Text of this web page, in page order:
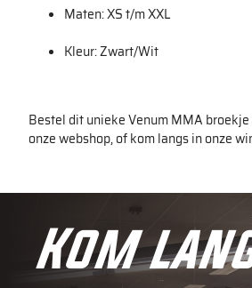
Maten: XS t/m XXL
Kleur: Zwart/Wit
Bestel dit unieke Venum MMA
onze webshop, of kom langs in onze
Kom